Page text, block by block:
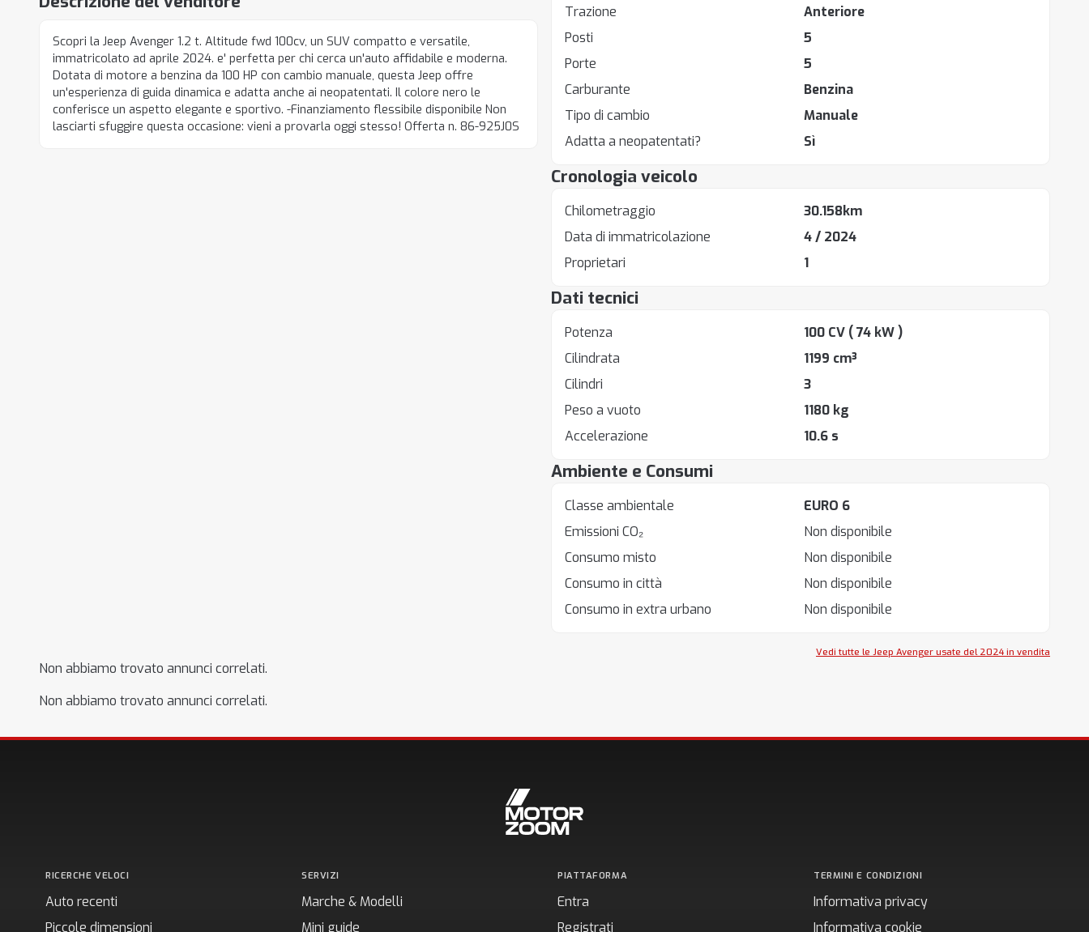
Scopri la Jeep Avenger 1.2 t. Altitude fwd 100cv, un SUV compatto e versatile,
immatricolato ad aprile 2024. e' perfetta per chi cerca un'auto affidabile e moderna.
Dotata di motore a benzina da 100 HP con cambio manuale, questa Jeep offre
un'esperienza di guida dinamica e adatta anche ai neopatentati. Il colore nero le
conferisce un aspetto elegante e sportivo. -Finanziamento flessibile disponibile Non
lasciarti sfuggire questa occasione: vieni a provarla oggi stesso! Offerta n. 86-925J0S
Trazione
Anteriore
Posti
5
Porte
5
Carburante
Benzina
Tipo di cambio
Manuale
Adatta a neopatentati?
Sì
Cronologia veicolo
Chilometraggio
30.158km
Data di immatricolazione
4 / 2024
Proprietari
1
Dati tecnici
Potenza 100 CV ( 74 kW )
Cilindrata
1199 cm³
Cilindri
3
Peso a vuoto
1180 kg
Accelerazione
10.6 s
Ambiente e Consumi
Classe ambientale
EURO 6
Emissioni CO₂
Non disponibile
Consumo misto
Non disponibile
Consumo in città
Non disponibile
Consumo in extra urbano
Non disponibile
Vedi tutte le Jeep Avenger usate del 2024 in vendita
Non abbiamo trovato annunci correlati.
Non abbiamo trovato annunci correlati.
RICERCHE VELOCI
Auto recenti
Piccole dimensioni
SERVIZI
Marche & Modelli
Mini guide
PIATTAFORMA
Entra
Registrati
TERMINI E CONDIZIONI
Informativa privacy
Informativa cookie